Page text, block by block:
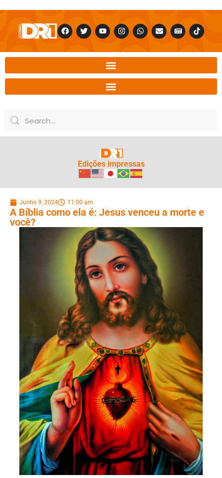
Edições impressas
Junho 9, 2024 11:00 am
A Bíblia como ela é: Jesus venceu a morte e
você?